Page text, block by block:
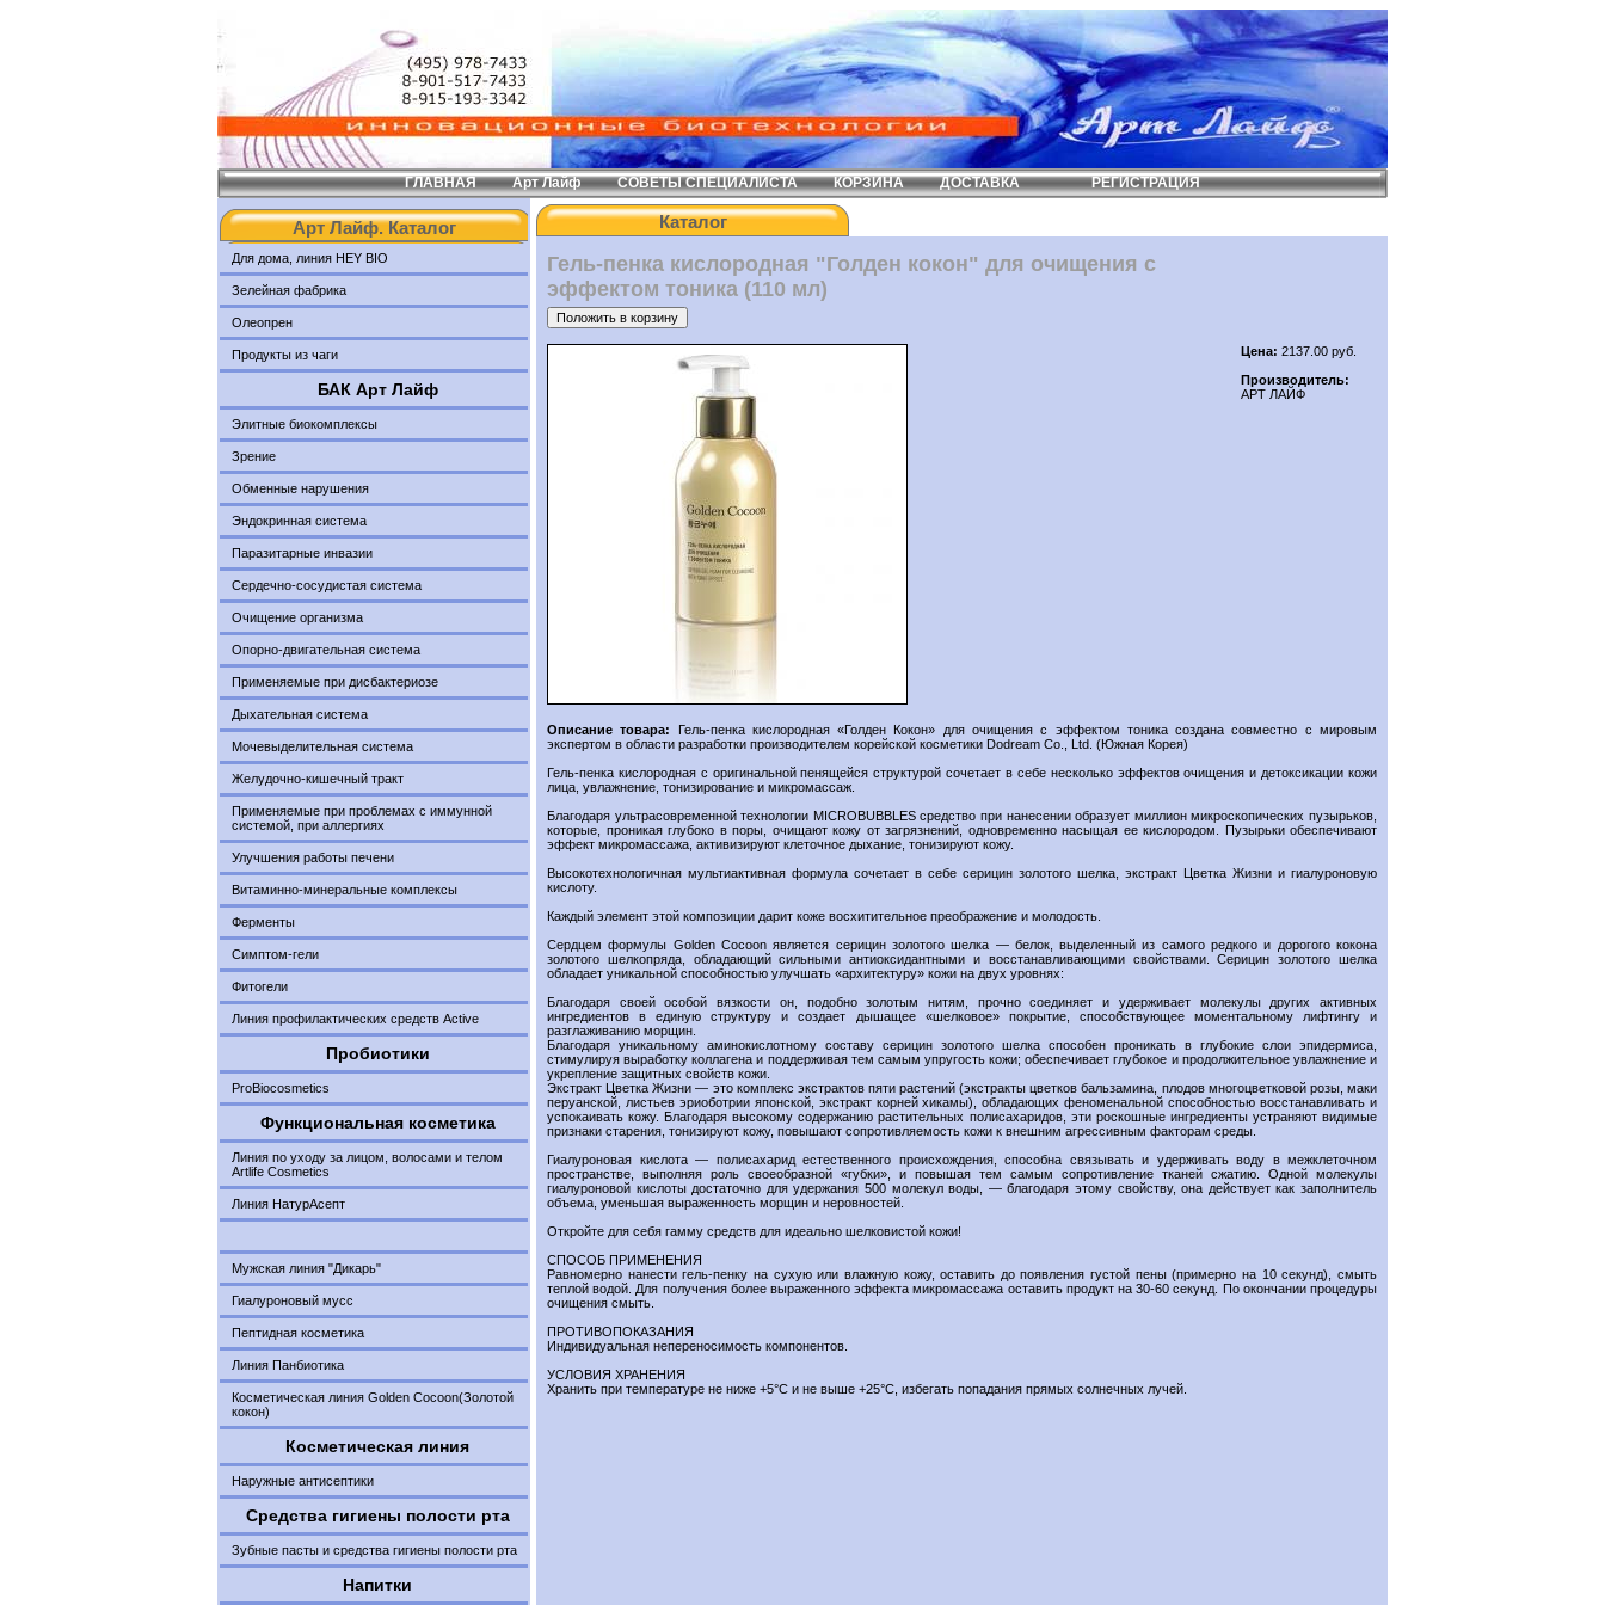
ГЛАВНАЯ Арт Лайф СОВЕТЫ СПЕЦИАЛИСТА КОРЗИНА ДОСТАВКА РЕГИСТРАЦИЯ
Арт Лайф. Каталог
Для дома, линия HEY BIO
Зелейная фабрика
Олеопрен
Продукты из чаги
БАК Арт Лайф
Элитные биокомплексы
Зрение
Обменные нарушения
Эндокринная система
Паразитарные инвазии
Сердечно-сосудистая система
Очищение организма
Опорно-двигательная система
Применяемые при дисбактериозе
Дыхательная система
Мочевыделительная система
Желудочно-кишечный тракт
Применяемые при проблемах с иммунной
системой, при аллергиях
Улучшения работы печени
Витаминно-минеральные комплексы
Ферменты
Симптом-гели
Фитогели
Линия профилактических средств Active
Пробиотики
ProBiocosmetics
Функциональная косметика
Линия по уходу за лицом, волосами и телом
Artlife Cosmetics
Линия НатурАсепт
Мужская линия "Дикарь"
Гиалуроновый мусс
Пептидная косметика
Линия Панбиотика
Косметическая линия Golden Cocoon(Золотой
кокон)
Косметическая линия
Наружные антисептики
Средства гигиены полости рта
Зубные пасты и средства гигиены полости рта
Напитки
Каталог
Гель-пенка кислородная "Голден кокон" для очищения с
эффектом тоника (110 мл)
Цена: 2137.00 руб.
Производитель:
АРТ ЛАЙФ
Описание товара:
Гель-пенка кислородная «Голден Кокон» для очищения с эффектом тоника создана совместно с мировым
экспертом в области разработки производителем корейской косметики Dodream Co., Ltd. (Южная Корея)
Гель-пенка кислородная с оригинальной пенящейся структурой сочетает в себе несколько эффектов очищения и детоксикации кожи
лица, увлажнение, тонизирование и микромассаж.
Благодаря ультрасовременной технологии MICROBUBBLES средство при нанесении образует миллион микроскопических пузырьков,
которые, проникая глубоко в поры, очищают кожу от загрязнений, одновременно насыщая ее кислородом. Пузырьки обеспечивают
эффект микромассажа, активизируют клеточное дыхание, тонизируют кожу.
Высокотехнологичная мультиактивная формула сочетает в себе серицин золотого шелка, экстракт Цветка Жизни и гиалуроновую
кислоту.
Каждый элемент этой композиции дарит коже восхитительное преображение и молодость.
Сердцем формулы Golden Cocoon является серицин золотого шелка — белок, выделенный из самого редкого и дорогого кокона
золотого шелкопряда, обладающий сильными антиоксидантными и восстанавливающими свойствами. Серицин золотого шелка
обладает уникальной способностью улучшать «архитектуру» кожи на двух уровнях:
Благодаря своей особой вязкости он, подобно золотым нитям, прочно соединяет и удерживает молекулы других активных
ингредиентов в единую структуру и создает дышащее «шелковое» покрытие, способствующее моментальному лифтингу и
разглаживанию морщин.
Благодаря уникальному аминокислотному составу серицин золотого шелка способен проникать в глубокие слои эпидермиса,
стимулируя выработку коллагена и поддерживая тем самым упругость кожи; обеспечивает глубокое и продолжительное увлажнение и
укрепление защитных свойств кожи.
Экстракт Цветка Жизни — это комплекс экстрактов пяти растений (экстракты цветков бальзамина, плодов многоцветковой розы, маки
перуанской, листьев эриоботрии японской, экстракт корней хикамы), обладающих феноменальной способностью восстанавливать и
успокаивать кожу. Благодаря высокому содержанию растительных полисахаридов, эти роскошные ингредиенты устраняют видимые
признаки старения, тонизируют кожу, повышают сопротивляемость кожи к внешним агрессивным факторам среды.
Гиалуроновая кислота — полисахарид естественного происхождения, способна связывать и удерживать воду в межклеточном
пространстве, выполняя роль своеобразной «губки», и повышая тем самым сопротивление тканей сжатию. Одной молекулы
гиалуроновой кислоты достаточно для удержания 500 молекул воды, — благодаря этому свойству, она действует как заполнитель
объема, уменьшая выраженность морщин и неровностей.
Откройте для себя гамму средств для идеально шелковистой кожи!
СПОСОБ ПРИМЕНЕНИЯ
Равномерно нанести гель-пенку на сухую или влажную кожу, оставить до появления густой пены (примерно на 10 секунд), смыть
теплой водой. Для получения более выраженного эффекта микромассажа оставить продукт на 30-60 секунд. По окончании процедуры
очищения смыть.
ПРОТИВОПОКАЗАНИЯ
Индивидуальная непереносимость компонентов.
УСЛОВИЯ ХРАНЕНИЯ
Хранить при температуре не ниже +5°С и не выше +25°С, избегать попадания прямых солнечных лучей.